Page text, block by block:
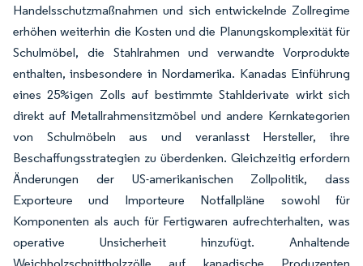
Handelsschutzmaßnahmen und sich entwickelnde Zollregime
erhöhen weiterhin die Kosten und die Planungskomplexität für
Schulmöbel, die Stahlrahmen und verwandte Vorprodukte
enthalten, insbesondere in Nordamerika. Kanadas Einführung
eines 25%igen Zolls auf bestimmte Stahlderivate wirkt sich
direkt auf Metallrahmensitzmöbel und andere Kernkategorien
von Schulmöbeln aus und veranlasst Hersteller, ihre
Beschaffungsstrategien zu überdenken. Gleichzeitig erfordern
Änderungen der US-amerikanischen Zollpolitik, dass
Exporteure und Importeure Notfallpläne sowohl für
Komponenten als auch für Fertigwaren aufrechterhalten, was
operative Unsicherheit hinzufügt. Anhaltende